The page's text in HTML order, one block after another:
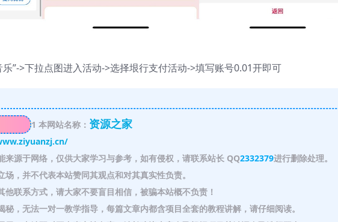
”->下拉点图进入活动->选择垠行支付活动->填写账号0.01开即可
1 本网站名称： 资源之家
源于网络，仅供大家学习与参考，如有侵权，请联系站长 QQ2332379进行删除处理。
，并不代表本站赞同其观点和对其真实性负责。
联系方式，请大家不要盲目相信，被骗本站概不负责！
，无法一对一教学指导，每篇文章内都含项目全套的教程讲解，请仔细阅读。